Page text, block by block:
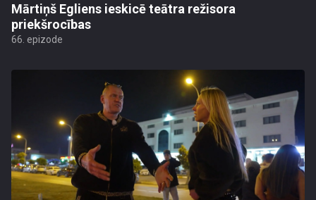
Mārtiņš Egliens ieskicē teātra režisora
priekšrocības
66. epizode